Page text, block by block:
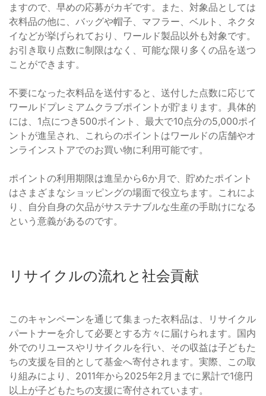
ますので、早めの応募がカギです。また、対象品としては
衣料品の他に、バッグや帽子、マフラー、ベルト、ネクタ
イなどが挙げられており、ワールド製品以外も対象です。
お引き取り点数に制限はなく、可能な限り多くの品を送つ
ことができます。
不要になった衣料品を送付すると、送付した点数に応じて
ワールドプレミアムクラブポイントが貯まります。具体的
には、1点につき500ポイント、最大で10点分の5,000ポイ
ントが進呈され、これらのポイントはワールドの店舗やオ
ンラインストアでのお買い物に利用可能です。
ポイントの利用期限は進呈から6か月で、貯めたポイント
はさまざまなショッピングの場面で役立ちます。これによ
り、自分自身の欠品がサステナブルな生産の手助けになる
という意義があるのです。
リサイクルの流れと社会貢献
このキャンペーンを通じて集まった衣料品は、リサイクル
パートナーを介して必要とする方々に届けられます。国内
外でのリユースやリサイクルを行い、その収益は子どもた
ちの支援を目的として基金へ寄付されます。実際、この取
り組みにより、2011年から2025年2月までに累計で1億円
以上が子どもたちの支援に寄付されています。